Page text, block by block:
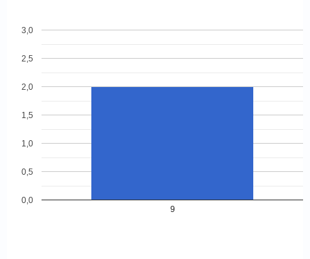
9
0,0
0,5
1,0
1,5
2,0
2,5
3,0